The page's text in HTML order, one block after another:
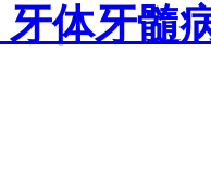
牙体牙髓